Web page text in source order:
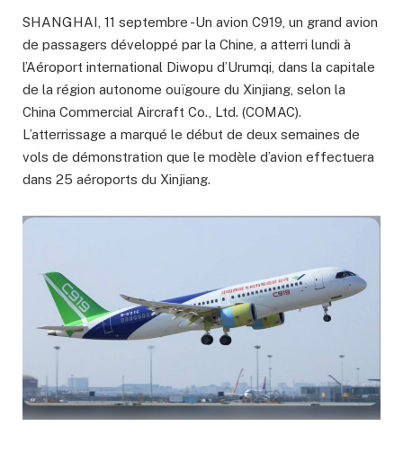
SHANGHAI, 11 septembre -Un avion C919, un grand avion
de passagers développé par la Chine, a atterri lundi à
l’Aéroport international Diwopu d’Urumqi, dans la capitale
de la région autonome ouïgoure du Xinjiang, selon la
China Commercial Aircraft Co., Ltd. (COMAC).
L’atterrissage a marqué le début de deux semaines de
vols de démonstration que le modèle d’avion effectuera
dans 25 aéroports du Xinjiang.